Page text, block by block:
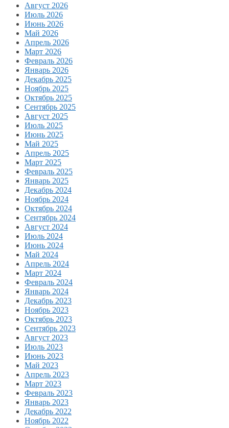
Август 2026
Июль 2026
Июнь 2026
Май 2026
Апрель 2026
Март 2026
Февраль 2026
Январь 2026
Декабрь 2025
Ноябрь 2025
Октябрь 2025
Сентябрь 2025
Август 2025
Июль 2025
Июнь 2025
Май 2025
Апрель 2025
Март 2025
Февраль 2025
Январь 2025
Декабрь 2024
Ноябрь 2024
Октябрь 2024
Сентябрь 2024
Август 2024
Июль 2024
Июнь 2024
Май 2024
Апрель 2024
Март 2024
Февраль 2024
Январь 2024
Декабрь 2023
Ноябрь 2023
Октябрь 2023
Сентябрь 2023
Август 2023
Июль 2023
Июнь 2023
Май 2023
Апрель 2023
Март 2023
Февраль 2023
Январь 2023
Декабрь 2022
Ноябрь 2022